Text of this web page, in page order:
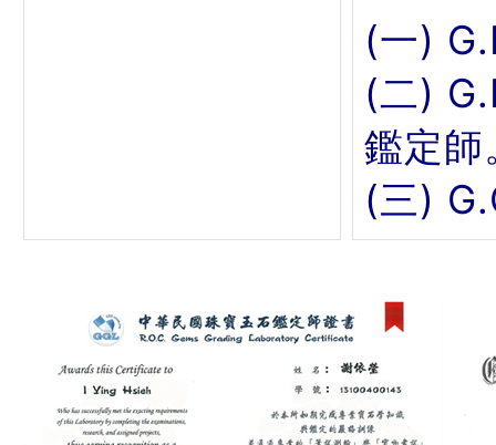
(一)
(二)
鑑定師
(三)